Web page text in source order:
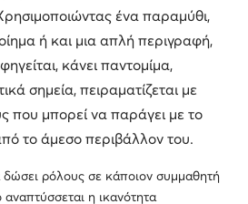
ένα παραμύθι,
ή και μια απλή περιγραφή,
κάνει παντομίμα,
σημεία, πειραματίζεται με
που μπορεί να παράγει με το
το άμεσο περιβάλλον του.
δώσει ρόλους σε κάποιον συμμαθητή
η ικανότητα